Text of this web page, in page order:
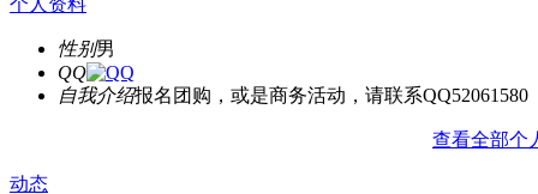
性别男
QQ
自我介绍报名团购，或是商务活动，请联系QQ52061580
查看全部个
动态